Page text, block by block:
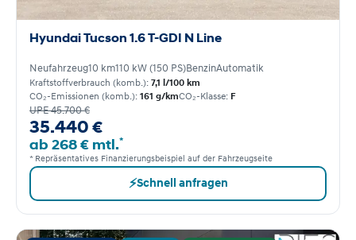
Hyundai Tucson 1.6 T-GDI N Line
Neufahrzeug10 km110 kW (150 PS)BenzinAutomatik
Kraftstoffverbrauch (komb.): 7,1 l/100 km
CO₂-Emissionen (komb.): 161 g/kmCO₂-Klasse: F
UPE 45.700 €
35.440 €
ab 268 € mtl.*
* Repräsentatives Finanzierungsbeispiel auf der Fahrzeugseite
⚡Schnell anfragen